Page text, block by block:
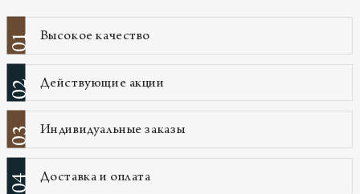
01 Высокое качество
02 Действующие акции
03 Индивидуальные заказы
04 Доставка и оплата